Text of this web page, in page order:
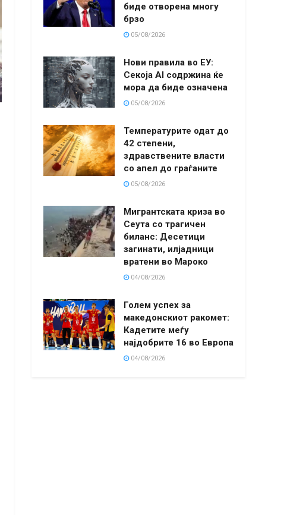
биде отворена многу
брзо
05/08/2026
Нови правила во ЕУ:
Секоја AI содржина ќе
мора да биде означена
05/08/2026
Температурите одат до
42 степени,
здравствените власти
со апел до граѓаните
05/08/2026
Мигрантската криза во
Сеута со трагичен
биланс: Десетици
загинати, илјадници
вратени во Мароко
04/08/2026
Голем успех за
македонскиот ракомет:
Кадетите меѓу
најдобрите 16 во Европа
04/08/2026